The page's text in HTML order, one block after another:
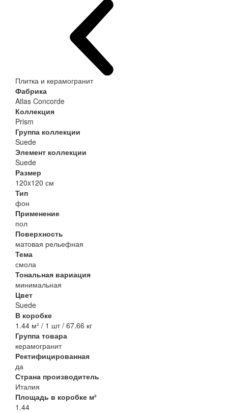
Плитка и керамогранит
Фабрика
Atlas Concorde
Коллекция
Prism
Группа коллекции
Suede
Элемент коллекции
Suede
Размер
120x120 см
Тип
фон
Применение
пол
Поверхность
матовая рельефная
Тема
смола
Тональная вариация
минимальная
Цвет
Suede
В коробке
1.44 м² / 1 шт / 67.66 кг
Группа товара
керамогранит
Ректифицированная
да
Страна производитель
Италия
Площадь в коробке м²
1.44